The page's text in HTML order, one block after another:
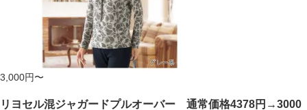
3,000円〜
リヨセル混ジャガードプルオーバー 通常価格4378円→3000